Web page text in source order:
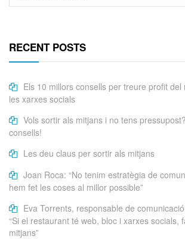
RECENT POSTS
Els 10 millors consells per treure profit
les xarxes socials
Vols sortir als mitjans i no tens
consells!
Les deu claus per sortir als mitjans
Joan Roca: “No tenim estratègia de
hem fet les coses al millor possible”
Eva Torrents, responsable de
“Si el restaurant té web, bloc i xarxes socials,
mitjans”